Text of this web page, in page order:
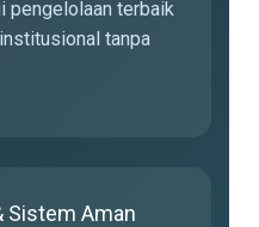
pengelolaan terbaik
tanpa
Sistem Aman